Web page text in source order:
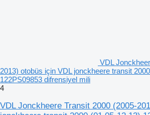
VDL
2013) otobüs için VDL jonckheere transit
122PS09853 difrensiyel mili
4
VDL Jonckheere Transit 2000 (2005-